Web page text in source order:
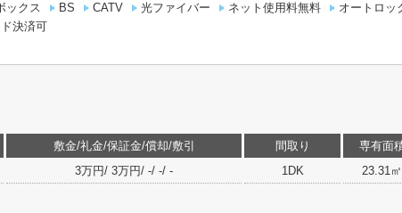
ックス BS CATV 光ファイバー ネット使用料無料
オートロッ
決済可
敷金/礼金/保証金/償却/敷引 間取り
専有面
3万円/ 3万円/ -/ -/ - 1DK 23.31㎡